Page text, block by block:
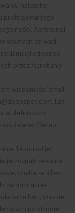
należytej
profesjonalnego
Aerotunel
wolnych od wad.
odnośnie
przez Aerotunel
wiadomości email
, lub
w definicjach.
dane Klienta i
14 dni od jej
jej rozpatrzenia na
chyba ze Klient
na inny adres.
lotu, w razie
po stronie